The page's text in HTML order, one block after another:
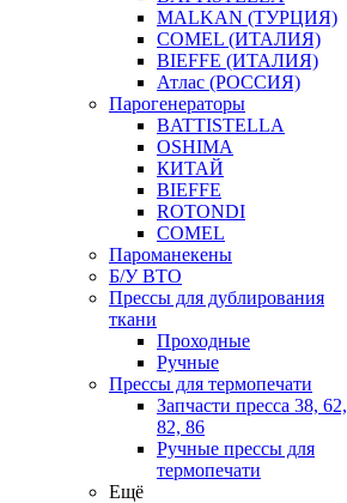
MALKAN (ТУРЦИЯ)
COMEL (ИТАЛИЯ)
BIEFFE (ИТАЛИЯ)
Атлас (РОССИЯ)
Парогенераторы
BATTISTELLA
OSHIMA
КИТАЙ
BIEFFE
ROTONDI
COMEL
Пароманекены
Б/У ВТО
Прессы для дублирования
ткани
Проходные
Ручные
Прессы для термопечати
Запчасти пресса 38, 62,
82, 86
Ручные прессы для
термопечати
Ещё